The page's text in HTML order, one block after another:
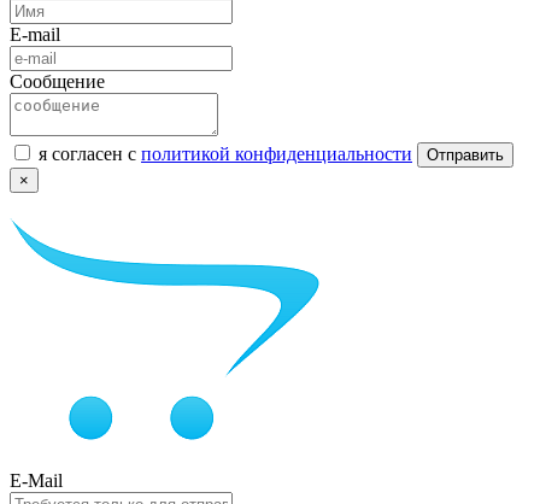
E-mail
Сообщение
я согласен с политикой конфиденциальности
Отправить
×
E-Mail